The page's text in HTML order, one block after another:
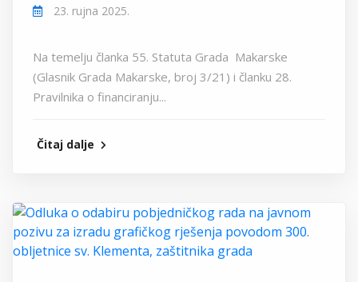
23. rujna 2025.
Na temelju članka 55. Statuta Grada Makarske
(Glasnik Grada Makarske, broj 3/21) i članku 28.
Pravilnika o financiranju...
Čitaj dalje